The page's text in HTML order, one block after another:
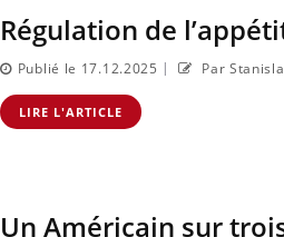
Régulation de
Publié le 17.12.2025 | Par
LIRE L'ARTICLE
Un Américain sur